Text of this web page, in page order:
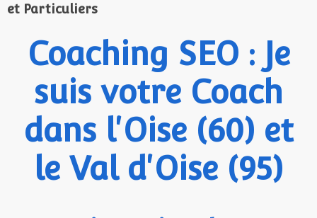
et Particuliers
Coaching SEO : Je
suis votre Coach
dans l'Oise (60) et
le Val d'Oise (95)